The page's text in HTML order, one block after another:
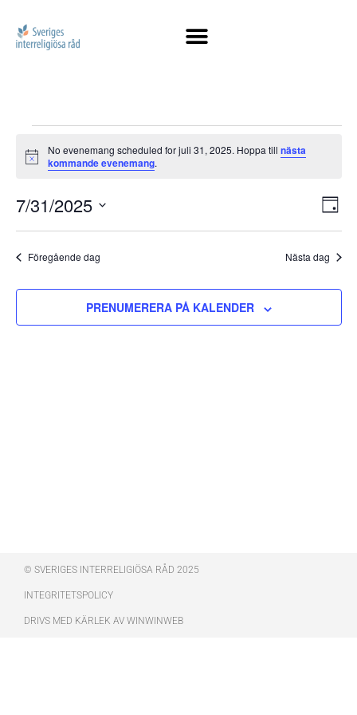
Notis
No evenemang scheduled for juli 31, 2025. Hoppa tillnästa
kommande evenemang.
DAG
7/31/2025
datum.
Föregående dag Nästa dag
PRENUMERERA PÅ KALENDER
© SVERIGES INTERRELIGIÖSA RÅD 2025
INTEGRITETSPOLICY
DRIVS MED KÄRLEK AV WINWINWEB